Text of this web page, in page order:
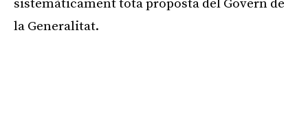
sistemàticament tota proposta del Govern de
la Generalitat.